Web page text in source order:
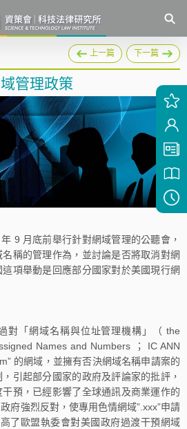
上一篇 下一篇
管理政策
月底前舉行針對網域管理的公聽會，
稱的管理作為，並討論是否將取消對網
項舉動是回應部分國家對於美國現行網
「網域名稱與位址管理機構」（ the
Names and Numbers ； IC ANN
的網域，並擁有否決網域名稱申請案的
引起部分國家的政府及評論家的批評，
預，已經影響了全球通訊及商業運作的
府強烈反對，使專用色情網域”.xxx”申請
了歐盟執委會對美國政府過渡干預網域